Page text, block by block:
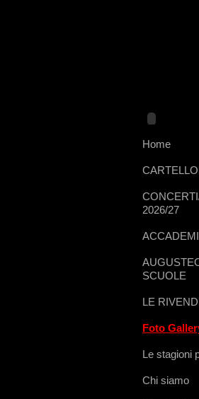
Home
2026/27
SCUOLE
LE
Foto
Le stagioni
Chi siamo